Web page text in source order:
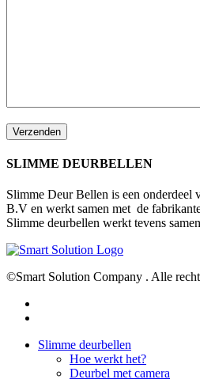
SLIMME DEURBELLEN
Slimme Deur Bellen is een onderdeel
B.V en werkt samen met de
Slimme deurbellen werkt tevens
©Smart Solution Company . Alle
Close
Slimme deurbellen
Hoe werkt het?
Deurbel met camera